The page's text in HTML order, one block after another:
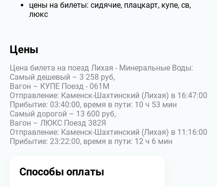
цены на билеты: сидячие, плацкарт, купе, св,
люкс
Цены
Цена билета на поезд Лихая - Минеральные Воды:
Самый дешевый – 3 258 руб,
Вагон – КУПЕ Поезд - 061М
Отправление: Каменск-Шахтинский (Лихая) в 16:47:00
Прибытие: 03:40:00, время в пути: 10 ч 53 мин
Самый дорогой – 13 600 руб,
Вагон – ЛЮКС Поезд 382Я
Отправление: Каменск-Шахтинский (Лихая) в 11:16:00
Прибытие: 23:22:00, время в пути: 12 ч 6 мин
Способы оплаты